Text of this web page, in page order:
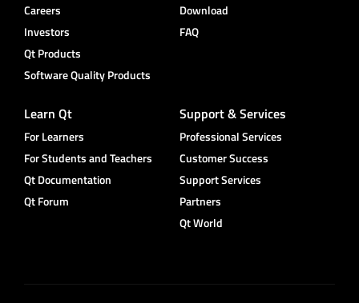
Careers
Investors
Qt Products
Software Quality Products
Download
FAQ
Learn Qt
For Learners
For Students and Teachers
Qt Documentation
Qt Forum
Support & Services
Professional Services
Customer Success
Support Services
Partners
Qt World